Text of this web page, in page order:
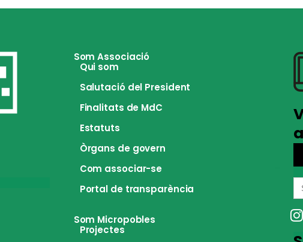
Som Associació
Qui som
Salutació del President
Finalitats de MdC
Estatuts
Òrgans de govern
Com associar-se
Portal de transparència
Som Micropobles
Projectes